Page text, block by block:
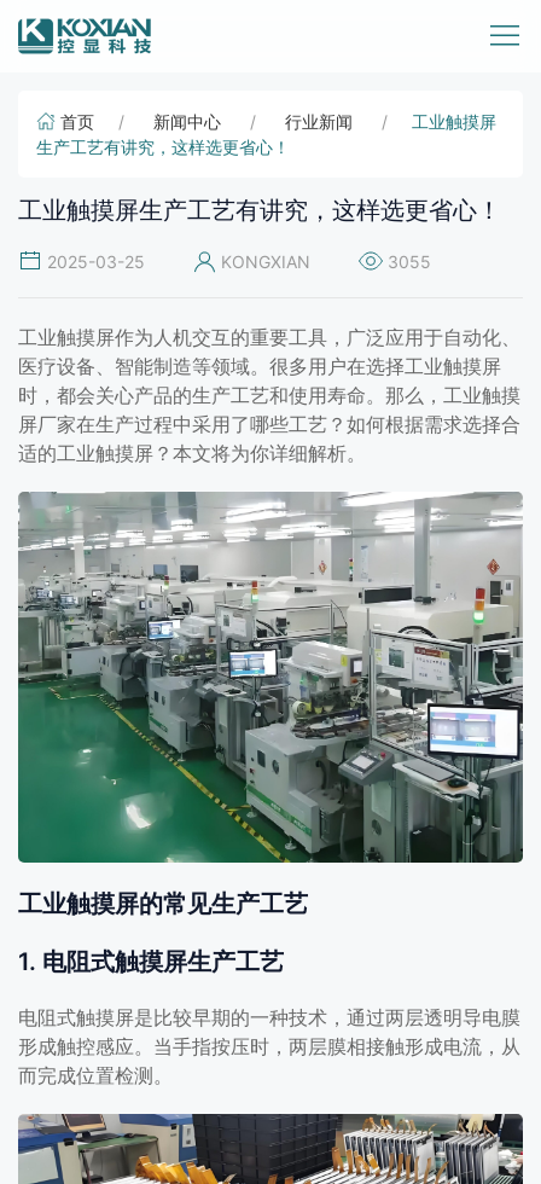
首页 新闻中心 行业新闻
工业触摸屏
生产工艺有讲究，这样选更省心！
工业触摸屏生产工艺有讲究，这样选更省心！
2025-03-25 KONGXIAN 3055
工业触摸屏作为人机交互的重要工具，广泛应用于自动化、
医疗设备、智能制造等领域。很多用户在选择工业触摸屏
时，都会关心产品的生产工艺和使用寿命。那么，工业触摸
屏厂家在生产过程中采用了哪些工艺？如何根据需求选择合
适的工业触摸屏？本文将为你详细解析。
工业触摸屏的常见生产工艺
1. 电阻式触摸屏生产工艺
电阻式触摸屏是比较早期的一种技术，通过两层透明导电膜
形成触控感应。当手指按压时，两层膜相接触形成电流，从
而完成位置检测。